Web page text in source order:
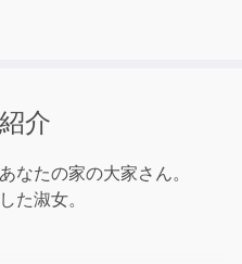
介
なたの家の大家さん。
た淑女。